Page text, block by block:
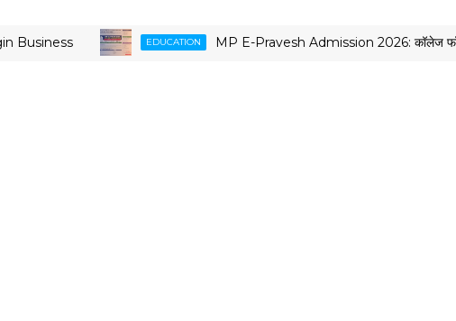
EDUCATION MP E-Pravesh Admission 2026: कॉलेज फॉर्म,